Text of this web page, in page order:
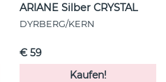
ARIANE Silber CRYSTAL
DYRBERG/KERN
€ 59
Kaufen!